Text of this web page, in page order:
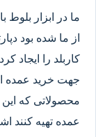
ما در ابزار
از ما شده بود
کاربلد را ایجاد
جهت خرید عمده
محصولاتی که این
عمده تهیه کنند